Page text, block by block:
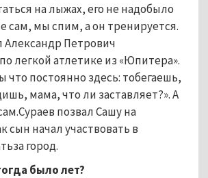
на лыжах, его не надобыло
сам, мы спим, а он тренируется.
Александр Петрович
легкой атлетике из «Юпитера».
что постоянно здесь: тобегаешь,
мама, что ли заставляет?». А
позвал Сашу на
сын начал участвовать в
город.
было лет?